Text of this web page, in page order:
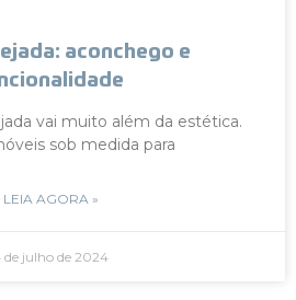
aconchego e
vai muito além da estética.
sob medida para
LEIA AGORA »
de julho de 2024